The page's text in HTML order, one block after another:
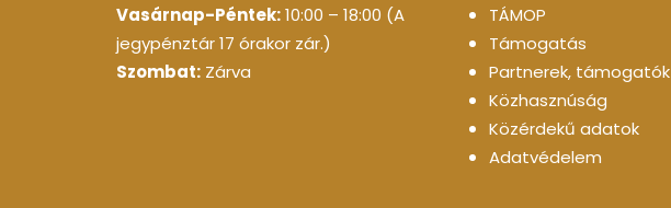
Vasárnap-Péntek:10:00 – 18:00 (A
jegypénztár 17 órakor zár.)
Szombat: Zárva
TÁMOP
Támogatás
Partnerek, támogatók
Közhasznúság
Közérdekű adatok
Adatvédelem